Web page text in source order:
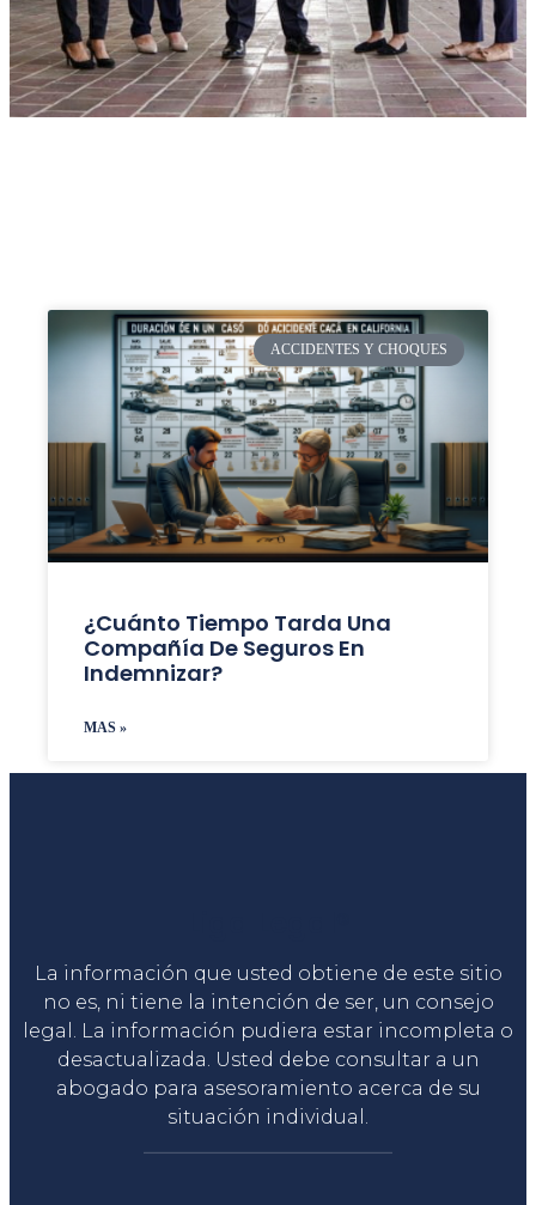
ACCIDENTES Y CHOQUES
¿Cuánto Tiempo Tarda Una
Compañía De Seguros En
Indemnizar?
MAS »
La información que usted obtiene de este sitio
no es, ni tiene la intención de ser, un consejo
legal. La información pudiera estar incompleta o
desactualizada. Usted debe consultar a un
abogado para asesoramiento acerca de su
situación individual.